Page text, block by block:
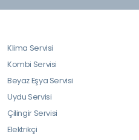
Klima Servisi
Kombi Servisi
Beyaz Eşya Servisi
Uydu Servisi
Çilingir Servisi
Elektrikçi